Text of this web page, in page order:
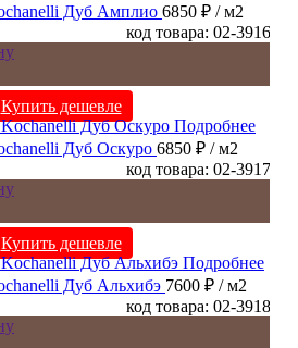
Дуб Амплио 6850 ₽ / м2
код товара: 02-3916
Купить дешевле
Подробнее
Дуб Оскуро 6850 ₽ / м2
код товара: 02-3917
Купить дешевле
Подробнее
Дуб Альхибэ 7600 ₽ / м2
код товара: 02-3918